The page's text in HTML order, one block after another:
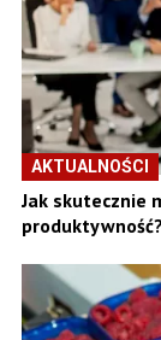
AKTUALNOŚCI
Jak skutecznie